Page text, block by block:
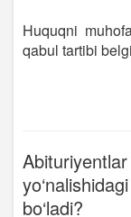
Huquqni
qabul tartibi
bo‘ladi?